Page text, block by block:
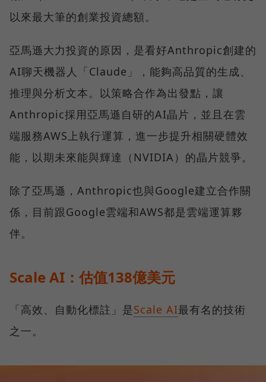
以來最大筆的創業投資總額。
亞馬遜大力投資的原因，是看好Anthropic創建的
AI聊天機器人「Claude」，能夠高品質的生成、
推理與分析文本。以策略合作為出發點，讓
Anthropic採用亞馬遜自研的AI晶片，並且在雲
端服務AWS上執行運算，進一步提升相關硬體效
能，以期未來能與輝達（NVIDIA）的晶片競爭。
除了亞馬遜，Anthropic也與Google建立合作關
係，目前跟Google雲端和AWS都是雲端運算夥
伴。
Scale AI：估值138億美元
「高效、自動化標註」是Scale AI最有名的技術
之一。